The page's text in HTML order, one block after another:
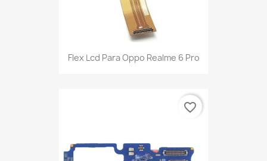
Flex Lcd Para Oppo Realme 6 Pro
favorite_border